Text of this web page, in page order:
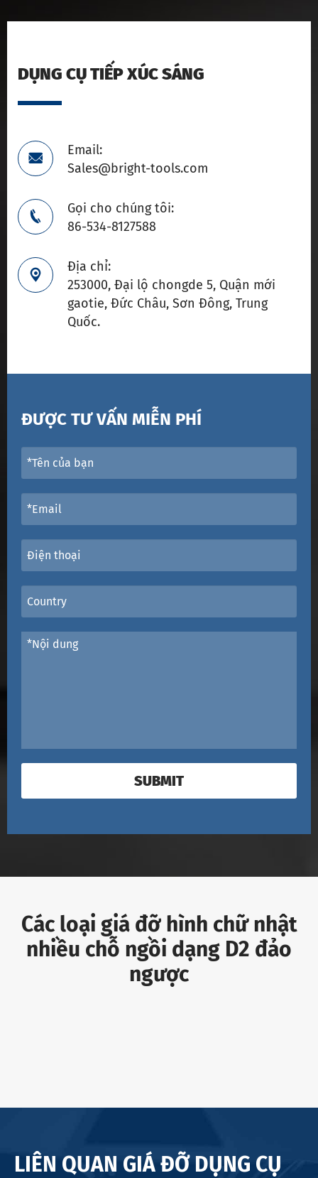
DỤNG CỤ TIẾP XÚC SÁNG

Email:
Sales@bright-tools.com

Gọi cho chúng tôi:
86-534-8127588

Địa chỉ:
253000, Đại lộ chongde 5, Quận mới
gaotie, Đức Châu, Sơn Đông, Trung
Quốc.
ĐƯỢC TƯ VẤN MIỄN PHÍ
SUBMIT
Các loại giá đỡ hình chữ nhật
nhiều chỗ ngồi dạng D2 đảo
ngược
LIÊN QUAN GIÁ ĐỠ DỤNG CỤ